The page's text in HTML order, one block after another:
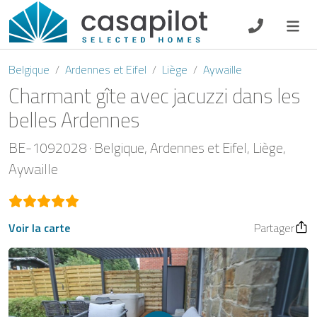
DE EN ES FR
Petit-déjeuner
Chèque-cadeau
Propriétaire
Belgique Ardennes et Eifel Liège Aywaille
Charmant gîte avec jacuzzi dans les
belles Ardennes
BE-1092028 Belgique Ardennes et Eifel Liège
Aywaille
Voir la carte Partager